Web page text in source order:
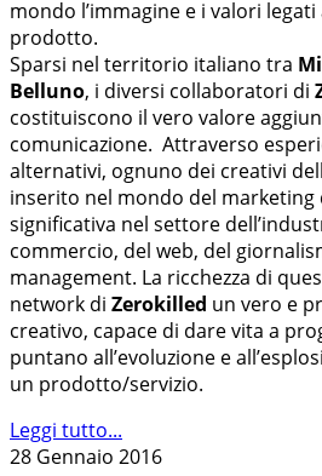
mondo l’immagine e i valori
prodotto.
Sparsi nel territorio italiano tra
Belluno, i diversi collaboratori di
costituiscono il vero valore
comunicazione. Attraverso
alternativi, ognuno dei creativi
inserito nel mondo del marketing
significativa nel settore
commercio, del web, del
management. La ricchezza di
network di Zerokilled un vero e
creativo, capace di dare vita a
puntano all’evoluzione e
un prodotto/servizio.
Leggi tutto...
28 Gennaio 2016